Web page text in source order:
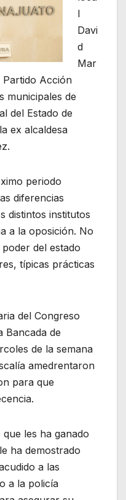
l
Davi
d
Mar
Acción
municipales de
del Estado de
ex alcaldesa
periodo
diferencias
distintos institutos
a la oposición. No
del estado
típicas prácticas
del Congreso
Bancada de
de la semana
amedrentaron
para que
les ha ganado
ha demostrado
a las
a la policía